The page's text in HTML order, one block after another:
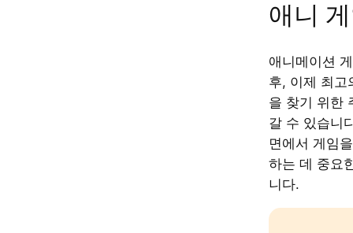
애니
애니메이션
후, 이제 최고
을 찾기 위한
갈 수 있습니
면에서 게임
하는 데 중요
니다.